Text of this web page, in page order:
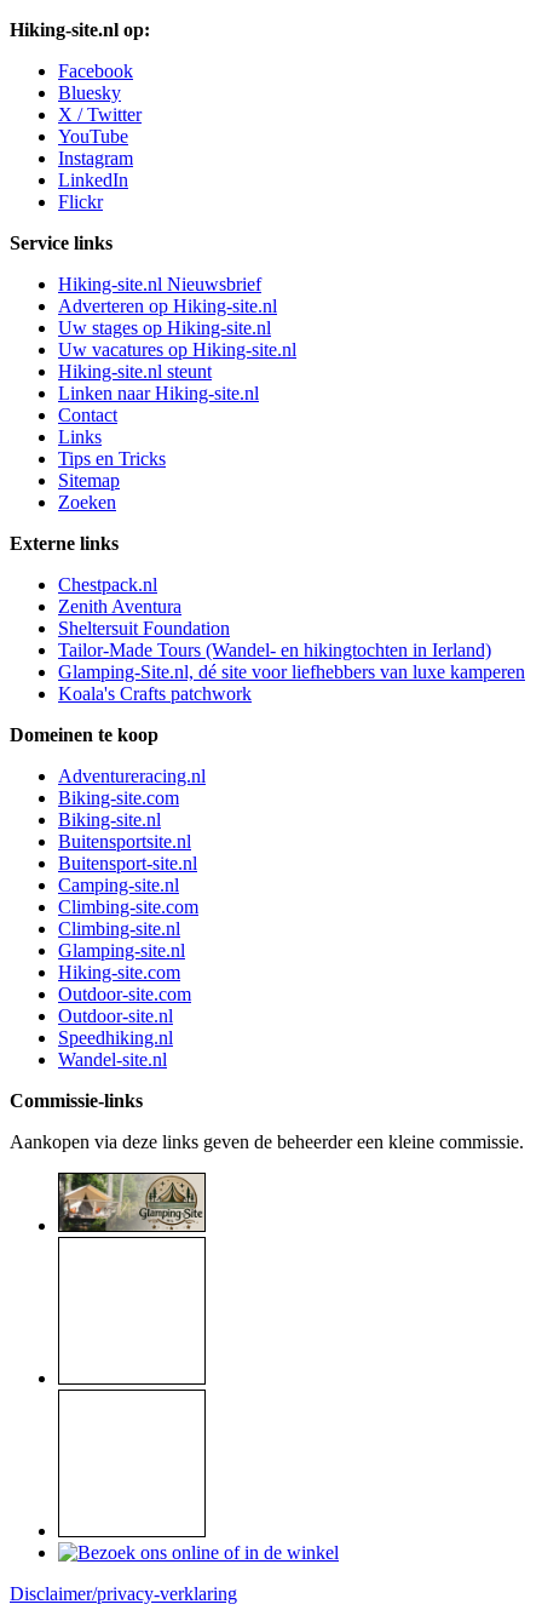
Hiking-site.nl op:
Facebook
Bluesky
X / Twitter
YouTube
Instagram
LinkedIn
Flickr
Service links
Hiking-site.nl Nieuwsbrief
Adverteren op Hiking-site.nl
Uw stages op Hiking-site.nl
Uw vacatures op Hiking-site.nl
Hiking-site.nl steunt
Linken naar Hiking-site.nl
Contact
Links
Tips en Tricks
Sitemap
Zoeken
Externe links
Chestpack.nl
Zenith Aventura
Sheltersuit Foundation
Tailor-Made Tours (Wandel- en hikingtochten in Ierland)
Glamping-Site.nl, dé site voor liefhebbers van luxe kamperen
Koala's Crafts patchwork
Domeinen te koop
Adventureracing.nl
Biking-site.com
Biking-site.nl
Buitensportsite.nl
Buitensport-site.nl
Camping-site.nl
Climbing-site.com
Climbing-site.nl
Glamping-site.nl
Hiking-site.com
Outdoor-site.com
Outdoor-site.nl
Speedhiking.nl
Wandel-site.nl
Commissie-links
Aankopen via deze links geven de beheerder een kleine commissie.
Disclaimer/privacy-verklaring